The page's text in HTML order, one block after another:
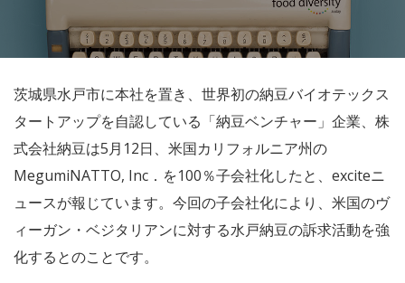
茨城県水戸市に本社を置き、世界初の納豆バイオテックス
タートアップを自認している「納豆ベンチャー」企業、株
式会社納豆は5月12日、米国カリフォルニア州の
MegumiNATTO, Inc．を100％子会社化したと、exciteニ
ュースが報じています。今回の子会社化により、米国のヴ
ィーガン・ベジタリアンに対する水戸納豆の訴求活動を強
化するとのことです。